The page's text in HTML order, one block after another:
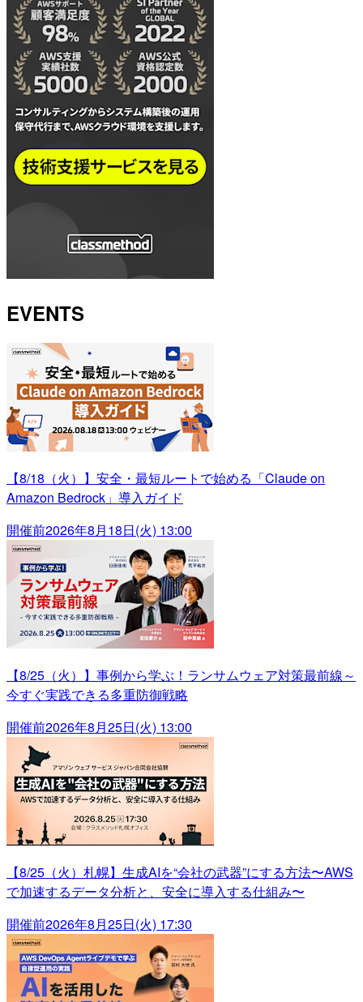
EVENTS
【8/18（火）】安全・最短ルートで始める「Claude on
Amazon Bedrock」導入ガイド
開催前2026年8月18日(火) 13:00
【8/25（火）】事例から学ぶ！ランサムウェア対策最前線～
今すぐ実践できる多重防御戦略
開催前2026年8月25日(火) 13:00
【8/25（火）札幌】生成AIを“会社の武器”にする方法〜AWS
で加速するデータ分析と、安全に導入する仕組み〜
開催前2026年8月25日(火) 17:30